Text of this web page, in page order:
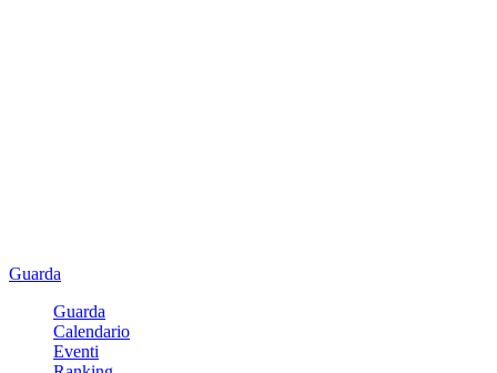
Guarda
Guarda
Calendario
Eventi